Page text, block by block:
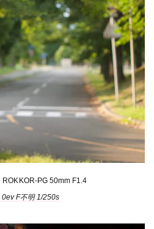
ROKKOR-PG 50mm F1.4
0ev F不明 1/250s